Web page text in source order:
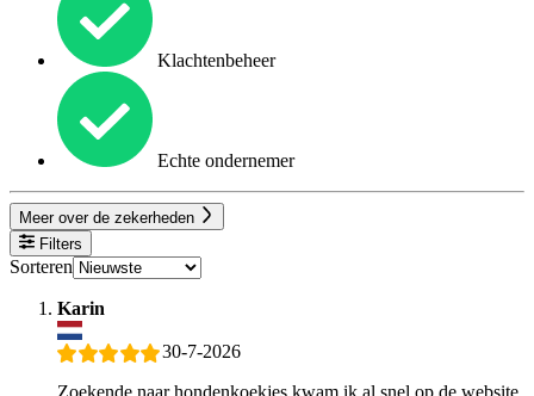
Klachtenbeheer
Echte ondernemer
Meer over de zekerheden
Filters
Sorteren
Karin
30-7-2026